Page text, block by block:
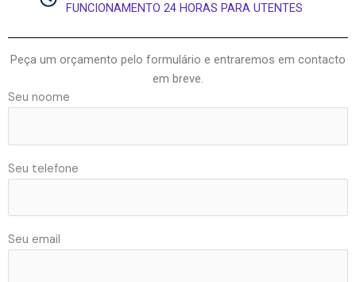
FUNCIONAMENTO 24 HORAS PARA UTENTES
Peça um orçamento pelo formulário e entraremos em contacto
em breve.
Seu noome
Seu telefone
Seu email